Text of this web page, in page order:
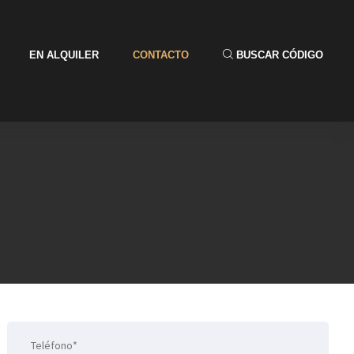
EN ALQUILER CONTACTO BUSCAR CÓDIGO